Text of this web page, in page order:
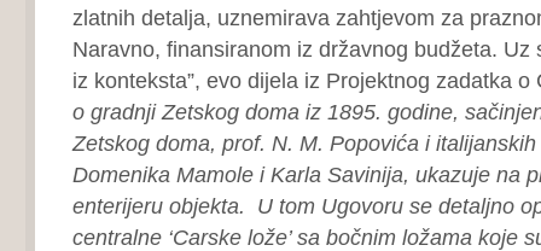
zlatnih detalja, uznemirava zahtjevom za
Naravno, finansiranom iz državnog budžeta. Uz
iz konteksta”, evo dijela iz Projektnog zadatka
o gradnji Zetskog doma iz 1895. godine,
Zetskog doma, prof. N. M. Popovića i
Domenika Mamole i Karla Savinija, ukazuje na
enterijeru objekta.
U tom Ugovoru se detaljno
centralne ‘Carske lože’ sa bočnim ložama koje